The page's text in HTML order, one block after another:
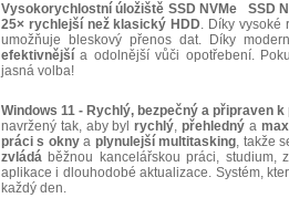
Vysokorychlostní úložiště SSD NVMe SSD
25× rychlejší než klasický HDD. Díky vysoké
umožňuje bleskový přenos dat. Díky
efektivnější a odolnější vůči opotřebení.
jasná volba!
Windows 11 - Rychlý, bezpečný a připraven k
navržený tak, aby bylrychlý, přehlednýa
práci s oknya plynulejší multitasking, takže
zvládá běžnou kancelářskou práci,
aplikace i dlouhodobé aktualizace. Systém,
každý den.